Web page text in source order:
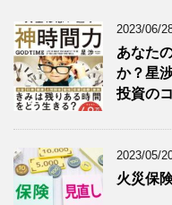
2023/06/
あなた
か？星
投資の
2023/05/
火災保